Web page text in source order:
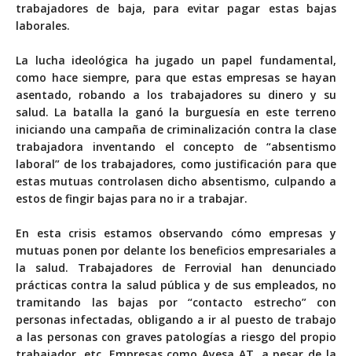
trabajadores de baja, para evitar pagar estas bajas
laborales.
La lucha ideológica ha jugado un papel fundamental,
como hace siempre, para que estas empresas se hayan
asentado, robando a los trabajadores su dinero y su
salud. La batalla la ganó la burguesía en este terreno
iniciando una campaña de criminalización contra la clase
trabajadora inventando el concepto de “absentismo
laboral” de los trabajadores, como justificación para que
estas mutuas controlasen dicho absentismo, culpando a
estos de fingir bajas para no ir a trabajar.
En esta crisis estamos observando cómo empresas y
mutuas ponen por delante los beneficios empresariales a
la salud. Trabajadores de Ferrovial han denunciado
prácticas contra la salud pública y de sus empleados, no
tramitando las bajas por “contacto estrecho” con
personas infectadas, obligando a ir al puesto de trabajo
a las personas con graves patologías a riesgo del propio